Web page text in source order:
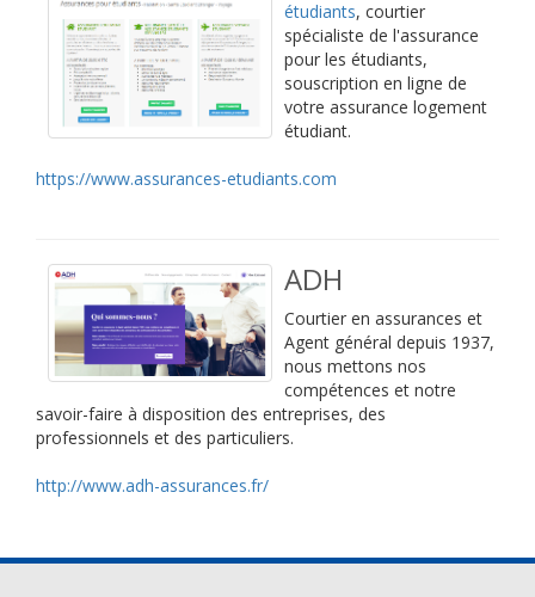
étudiants, courtier
spécialiste de l'assurance
pour les étudiants,
souscription en ligne de
votre assurance logement
étudiant.
https://www.assurances-etudiants.com
ADH
Courtier en assurances et
Agent général depuis 1937,
nous mettons nos
compétences et notre
savoir-faire à disposition des entreprises, des
professionnels et des particuliers.
http://www.adh-assurances.fr/